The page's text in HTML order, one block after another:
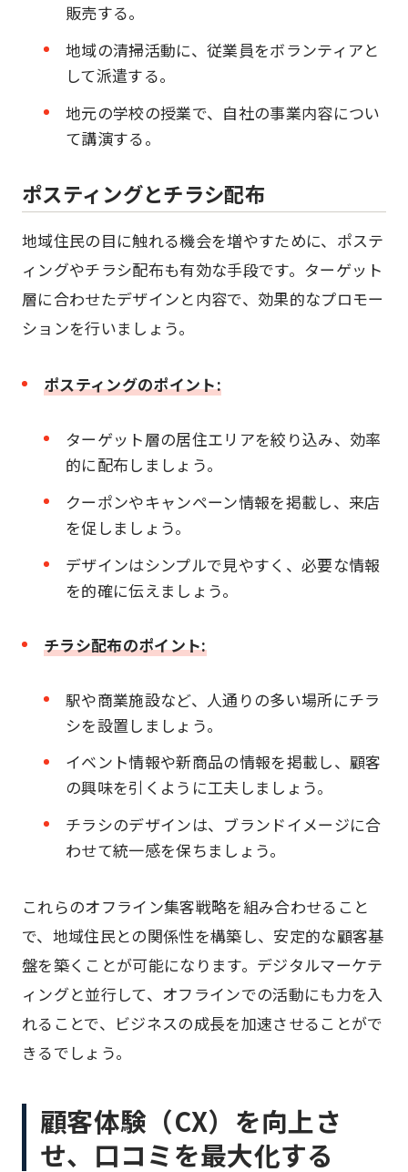
販売する。
地域の清掃活動に、従業員をボランティアと
して派遣する。
地元の学校の授業で、自社の事業内容につい
て講演する。
ポスティングとチラシ配布
地域住民の目に触れる機会を増やすために、ポステ
ィングやチラシ配布も有効な手段です。ターゲット
層に合わせたデザインと内容で、効果的なプロモー
ションを行いましょう。
ポスティングのポイント:
ターゲット層の居住エリアを絞り込み、効率
的に配布しましょう。
クーポンやキャンペーン情報を掲載し、来店
を促しましょう。
デザインはシンプルで見やすく、必要な情報
を的確に伝えましょう。
チラシ配布のポイント:
駅や商業施設など、人通りの多い場所にチラ
シを設置しましょう。
イベント情報や新商品の情報を掲載し、顧客
の興味を引くように工夫しましょう。
チラシのデザインは、ブランドイメージに合
わせて統一感を保ちましょう。
これらのオフライン集客戦略を組み合わせること
で、地域住民との関係性を構築し、安定的な顧客基
盤を築くことが可能になります。デジタルマーケテ
ィングと並行して、オフラインでの活動にも力を入
れることで、ビジネスの成長を加速させることがで
きるでしょう。
顧客体験（CX）を向上さ
せ、口コミを最大化する